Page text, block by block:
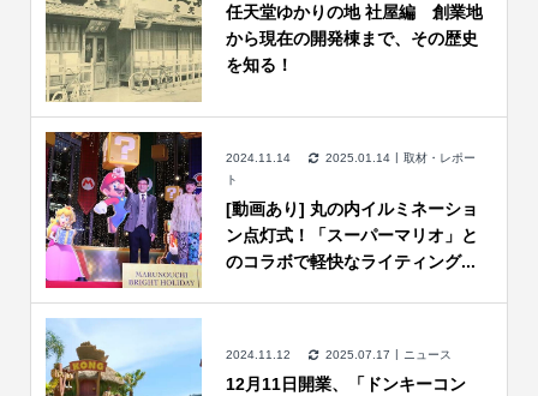
任天堂ゆかりの地 社屋編 創業地
から現在の開発棟まで、その歴史
を知る！
2024.11.14 2025.01.14
取材・レポー
ト
[動画あり] 丸の内イルミネーショ
ン点灯式！「スーパーマリオ」と
のコラボで軽快なライティング...
2024.11.12 2025.07.17 ニュース
12月11日開業、「ドンキーコン